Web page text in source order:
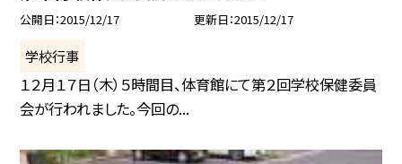
公開日 2015/12/17 更新日 2015/12/17
学校行事
１２月１７日（木）５時間目、体育館にて第２回学校保健委員
会が行われました。今回の...